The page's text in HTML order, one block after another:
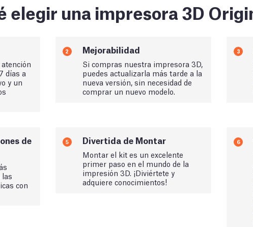
elegir una impresora 3D
días a
y un
2 Mejorabilidad
Si compras nuestra impresora 3D,
puedes actualizarla más tarde a la
nueva versión, sin necesidad de
comprar un nuevo modelo.
3
de
con
5 Divertida de Montar
Montar el kit es un excelente
primer paso en el mundo de la
impresión 3D. ¡Diviértete y
adquiere conocimientos!
6